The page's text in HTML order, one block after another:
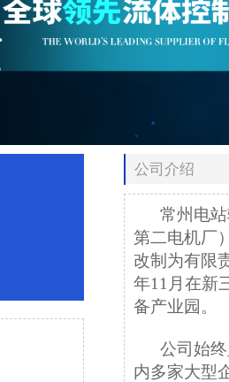
公司介绍
常州电站
第二电机厂
改制为有限
年11月在新
备产业园。
公司始终
内多家大型